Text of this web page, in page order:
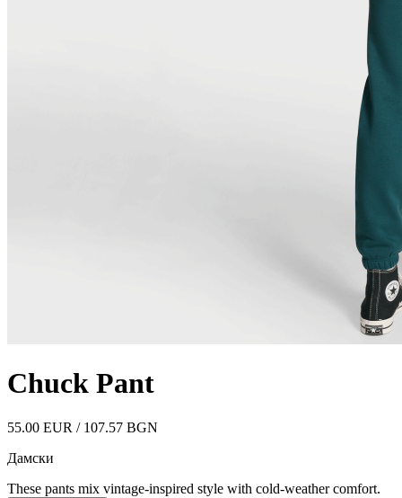
Chuck Pant
55.00 EUR / 107.57 BGN
Дамски
These pants mix vintage-inspired style with cold-weather comfort.